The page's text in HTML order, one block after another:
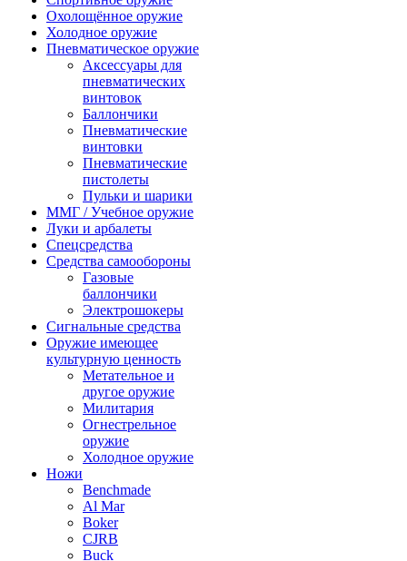
Охолощённое оружие
Холодное оружие
Пневматическое оружие
Аксессуары для
пневматических
винтовок
Баллончики
Пневматические
винтовки
Пневматические
пистолеты
Пульки и шарики
ММГ / Учебное оружие
Луки и арбалеты
Спецсредства
Средства самообороны
Газовые
баллончики
Электрошокеры
Сигнальные средства
Оружие имеющее
культурную ценность
Метательное и
другое оружие
Милитария
Огнестрельное
оружие
Холодное оружие
Ножи
Benchmade
Al Mar
Boker
CJRB
Buck